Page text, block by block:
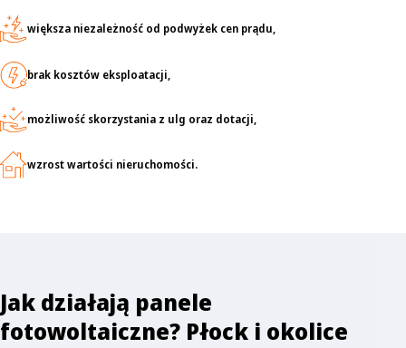
większa niezależność od podwyżek cen prądu,
brak kosztów eksploatacji,
możliwość skorzystania z ulg oraz dotacji,
wzrost wartości nieruchomości.
Jak działają panele
fotowoltaiczne? Płock i okolice